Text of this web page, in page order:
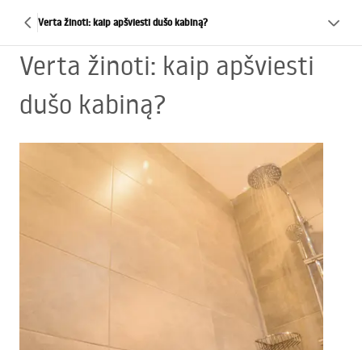
Verta žinoti: kaip apšviesti dušo kabiną?
Verta žinoti: kaip apšviesti
dušo kabiną?